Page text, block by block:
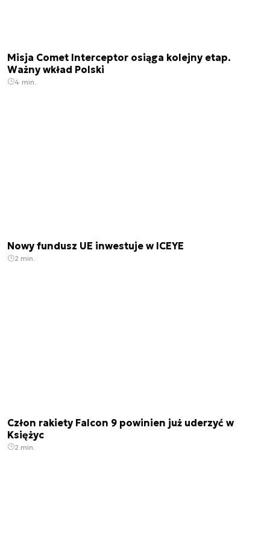
Misja Comet Interceptor osiąga kolejny etap.
Ważny wkład Polski
4 min.
Nowy fundusz UE inwestuje w ICEYE
2 min.
Człon rakiety Falcon 9 powinien już uderzyć w
Księżyc
2 min.